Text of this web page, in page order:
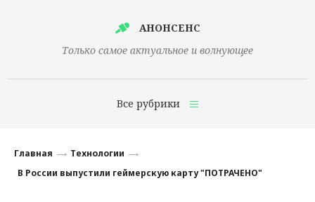
АНОНСЕНС
Только самое актуальное и волнующее
Все рубрики
Финансы
Главная
Технологии
В России выпустили геймерскую карту "ПОТРАЧЕНО"